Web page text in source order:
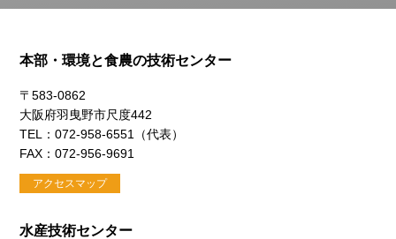
本部・環境と食農の技術センター
〒583-0862
大阪府羽曳野市尺度442
TEL：072-958-6551（代表）
FAX：072-956-9691
アクセスマップ
水産技術センター